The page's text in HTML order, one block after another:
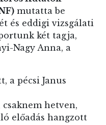
mutatta be
és eddigi vizsgálati
két tagja,
Nagy Anna, a
a pécsi Janus
hetven,
előadás hangzott